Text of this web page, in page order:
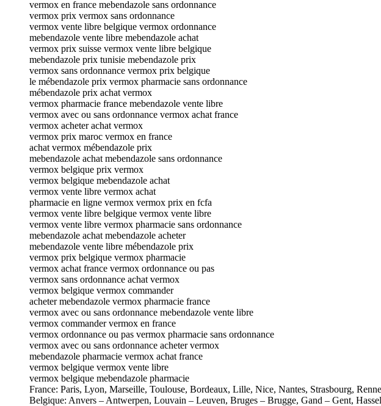
vermox en france mebendazole sans ordonnance
vermox prix vermox sans ordonnance
vermox vente libre belgique vermox ordonnance
mebendazole vente libre mebendazole achat
vermox prix suisse vermox vente libre belgique
mebendazole prix tunisie mebendazole prix
vermox sans ordonnance vermox prix belgique
le mébendazole prix vermox pharmacie sans ordonnance
mébendazole prix achat vermox
vermox pharmacie france mebendazole vente libre
vermox avec ou sans ordonnance vermox achat france
vermox acheter achat vermox
vermox prix maroc vermox en france
achat vermox mébendazole prix
mebendazole achat mebendazole sans ordonnance
vermox belgique prix vermox
vermox belgique mebendazole achat
vermox vente libre vermox achat
pharmacie en ligne vermox vermox prix en fcfa
vermox vente libre belgique vermox vente libre
vermox vente libre vermox pharmacie sans ordonnance
mebendazole achat mebendazole acheter
mebendazole vente libre mébendazole prix
vermox prix belgique vermox pharmacie
vermox achat france vermox ordonnance ou pas
vermox sans ordonnance achat vermox
vermox belgique vermox commander
acheter mebendazole vermox pharmacie france
vermox avec ou sans ordonnance mebendazole vente libre
vermox commander vermox en france
vermox ordonnance ou pas vermox pharmacie sans ordonnance
vermox avec ou sans ordonnance acheter vermox
mebendazole pharmacie vermox achat france
vermox belgique vermox vente libre
vermox belgique mebendazole pharmacie
France: Paris, Lyon, Marseille, Toulouse, Bordeaux, Lille, Nice, Nantes, Strasbourg,
Belgique: Anvers – Antwerpen, Louvain – Leuven, Bruges – Brugge, Gand – Gent,